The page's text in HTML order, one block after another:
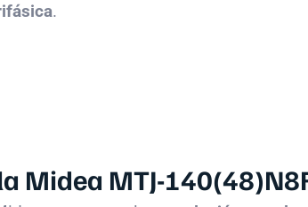
.
Midea MTJ-